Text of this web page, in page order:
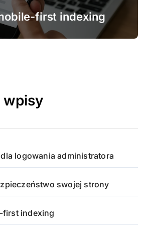
first indexing
wpisy
logowania administratora
swojej strony
first indexing